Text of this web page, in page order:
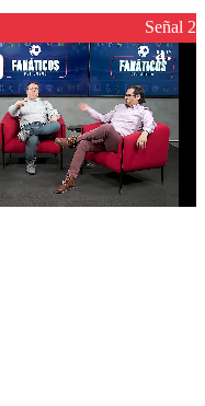
Señal 2